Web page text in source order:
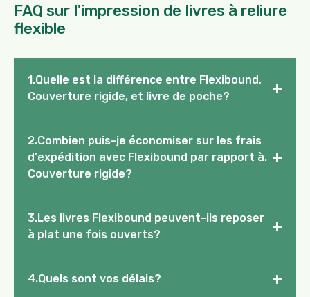
FAQ sur l'impression de livres à reliure
flexible
1.Quelle est la différence entre Flexibound,
Couverture rigide, et livre de poche?
+
2.Combien puis-je économiser sur les frais
d'expédition avec Flexibound par rapport à.
Couverture rigide?
+
3.Les livres Flexibound peuvent-ils reposer
à plat une fois ouverts?
+
4.Quels sont vos délais? +